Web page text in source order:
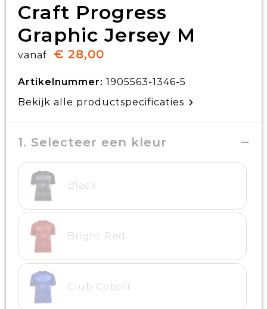
Craft Progress
Graphic Jersey M
vanaf € 28,00
Artikelnummer: 1905563-1346-5
Bekijk alle productspecificaties
1. Selecteer een kleur
Black
Bright Red
Club Cobolt